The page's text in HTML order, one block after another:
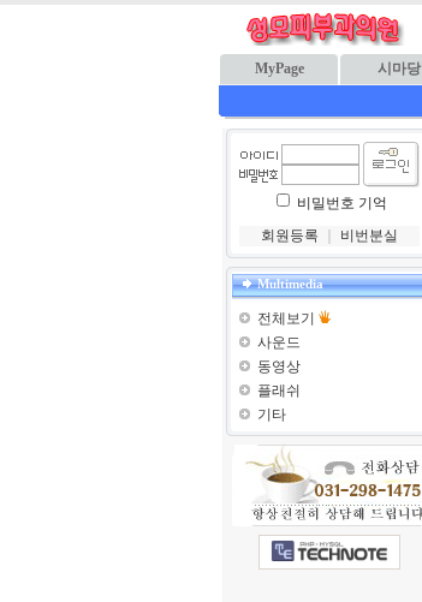
MyPage 시마당
비밀번호 기억
회원등록
비번분실
Multimedia
전체보기
사운드
동영상
플래쉬
기타